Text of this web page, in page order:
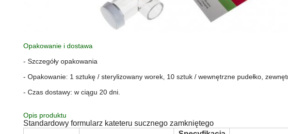
Opakowanie i dostawa
- Szczegóły opakowania
- Opakowanie: 1 sztukę / sterylizowany worek, 10 sztuk / wewnętrzne pudełko,
- Czas dostawy: w ciągu 20 dni.
Opis produktu
Standardowy formularz kateteru sucznego zamkniętego